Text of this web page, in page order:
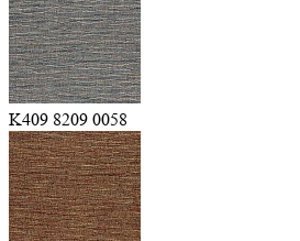
K409 8209 0058